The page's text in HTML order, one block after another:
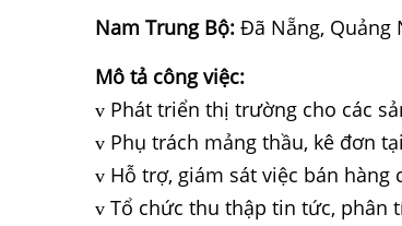
Nam Trung Bộ: Đã Nẵng, Quảng
Mô tả công việc:
v Phát triển thị trường cho các
v Phụ trách mảng thầu, kê đơn
v Hỗ trợ, giám sát việc bán hàng
v Tổ chức thu thập tin tức, phân